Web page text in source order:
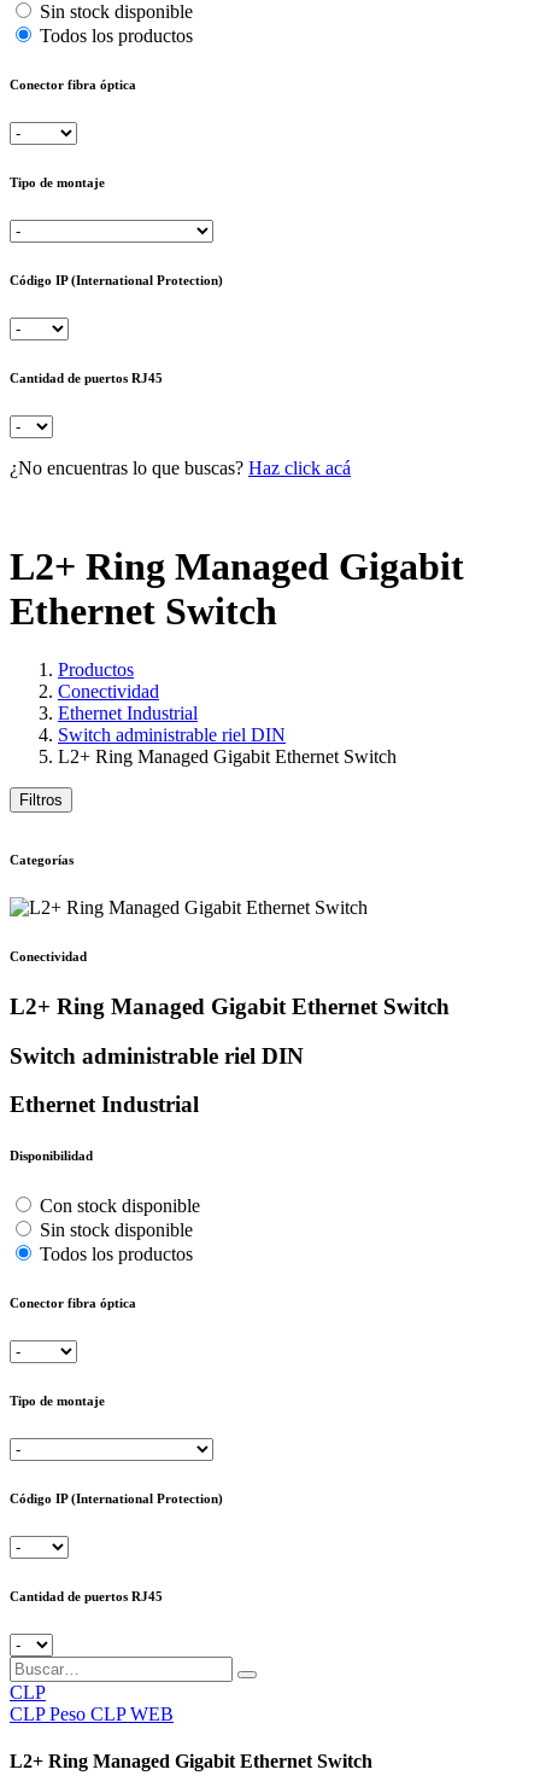
Sin stock disponible
Todos los productos
Conector fibra óptica
Tipo de montaje
Código IP (International Protection)
Cantidad de puertos RJ45
¿No encuentras lo que buscas? Haz click acá
L2+ Ring Managed Gigabit
Ethernet Switch
Productos
Conectividad
Ethernet Industrial
Switch administrable riel DIN
L2+ Ring Managed Gigabit Ethernet Switch
Filtros
Categorías
Conectividad
L2+ Ring Managed Gigabit Ethernet Switch
Switch administrable riel DIN
Ethernet Industrial
Disponibilidad
Con stock disponible
Sin stock disponible
Todos los productos
Conector fibra óptica
Tipo de montaje
Código IP (International Protection)
Cantidad de puertos RJ45
CLP
CLP Peso CLP WEB
L2+ Ring Managed Gigabit Ethernet Switch